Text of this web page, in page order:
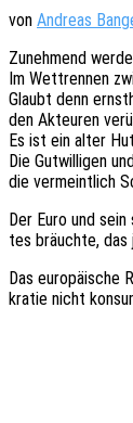
von Andreas
Zuneh­mend
Im Wett­ren­nen
Glaubt denn
den Akteu­ren
Es ist ein alter
Die Gutwil­li­gen
die vermeint­lich
Der Euro und
tes bräuch­te,
Das euro­päi­sche
kra­tie nicht